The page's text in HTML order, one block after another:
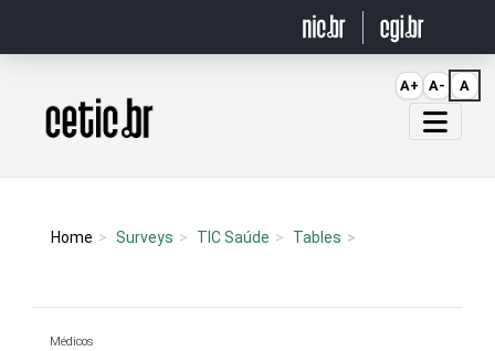
Página inicial
Home Surveys TIC Saúde Tables
Médicos
A+ A- A